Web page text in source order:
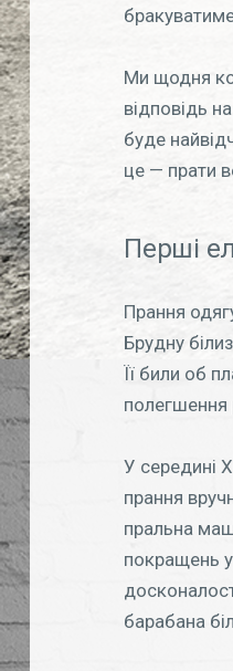
Ми щодня
відповідь
буде
це — прати
Перші
Прання
Брудну
Її били об
полегшення
У середині
прання
пральна
покращень у
барабана